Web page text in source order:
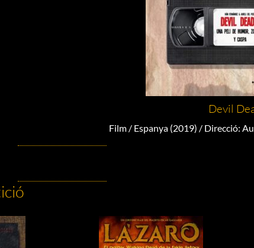
Devil
Film / Espanya (2019) / Direcció: